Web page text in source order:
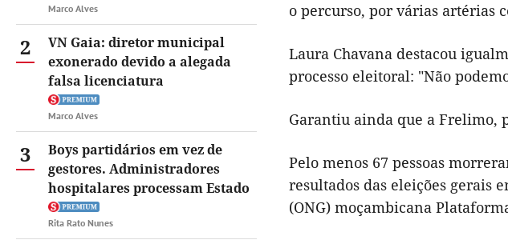
Marco Alves
2
VN Gaia: diretor municipal
exonerado devido a alegada
falsa licenciatura
Marco Alves
3
Boys partidários em vez de
gestores. Administradores
hospitalares processam Estado
Rita Rato Nunes
o percurso, por várias artérias
Laura Chavana destacou
processo eleitoral: "Não
Garantiu ainda que a Frelimo,
Pelo menos 67 pessoas
resultados das eleições gerais
(ONG) moçambicana